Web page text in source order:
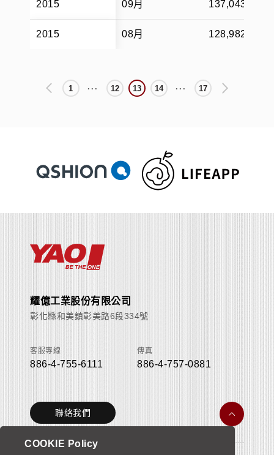
COOKIE Policy
2015 09月 137,043
2015 08月 128,982
1 12 13 14 17
耀億工業股份有限公司
彰化縣和美鎮彰美路6段334號
客服專線
886-4-755-6111
傳真
886-4-757-0881
聯絡我們